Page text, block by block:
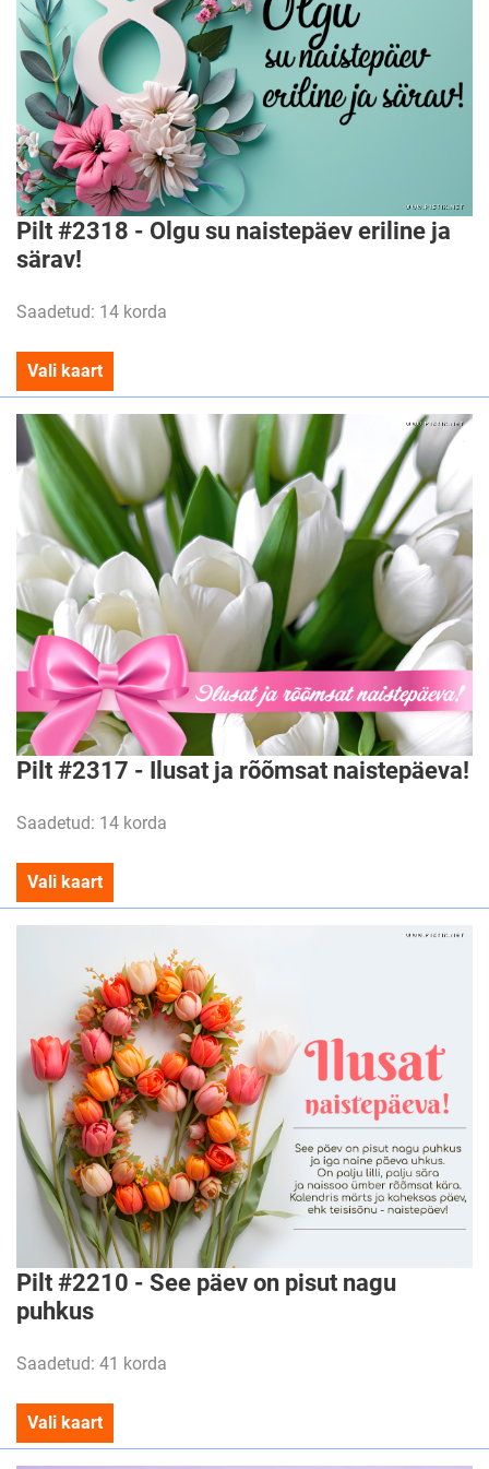
Pilt #2318 - Olgu su naistepäev eriline ja
särav!
Saadetud: 14 korda
Vali kaart
Pilt #2317 - Ilusat ja rõõmsat naistepäeva!
Saadetud: 14 korda
Vali kaart
Pilt #2210 - See päev on pisut nagu
puhkus
Saadetud: 41 korda
Vali kaart